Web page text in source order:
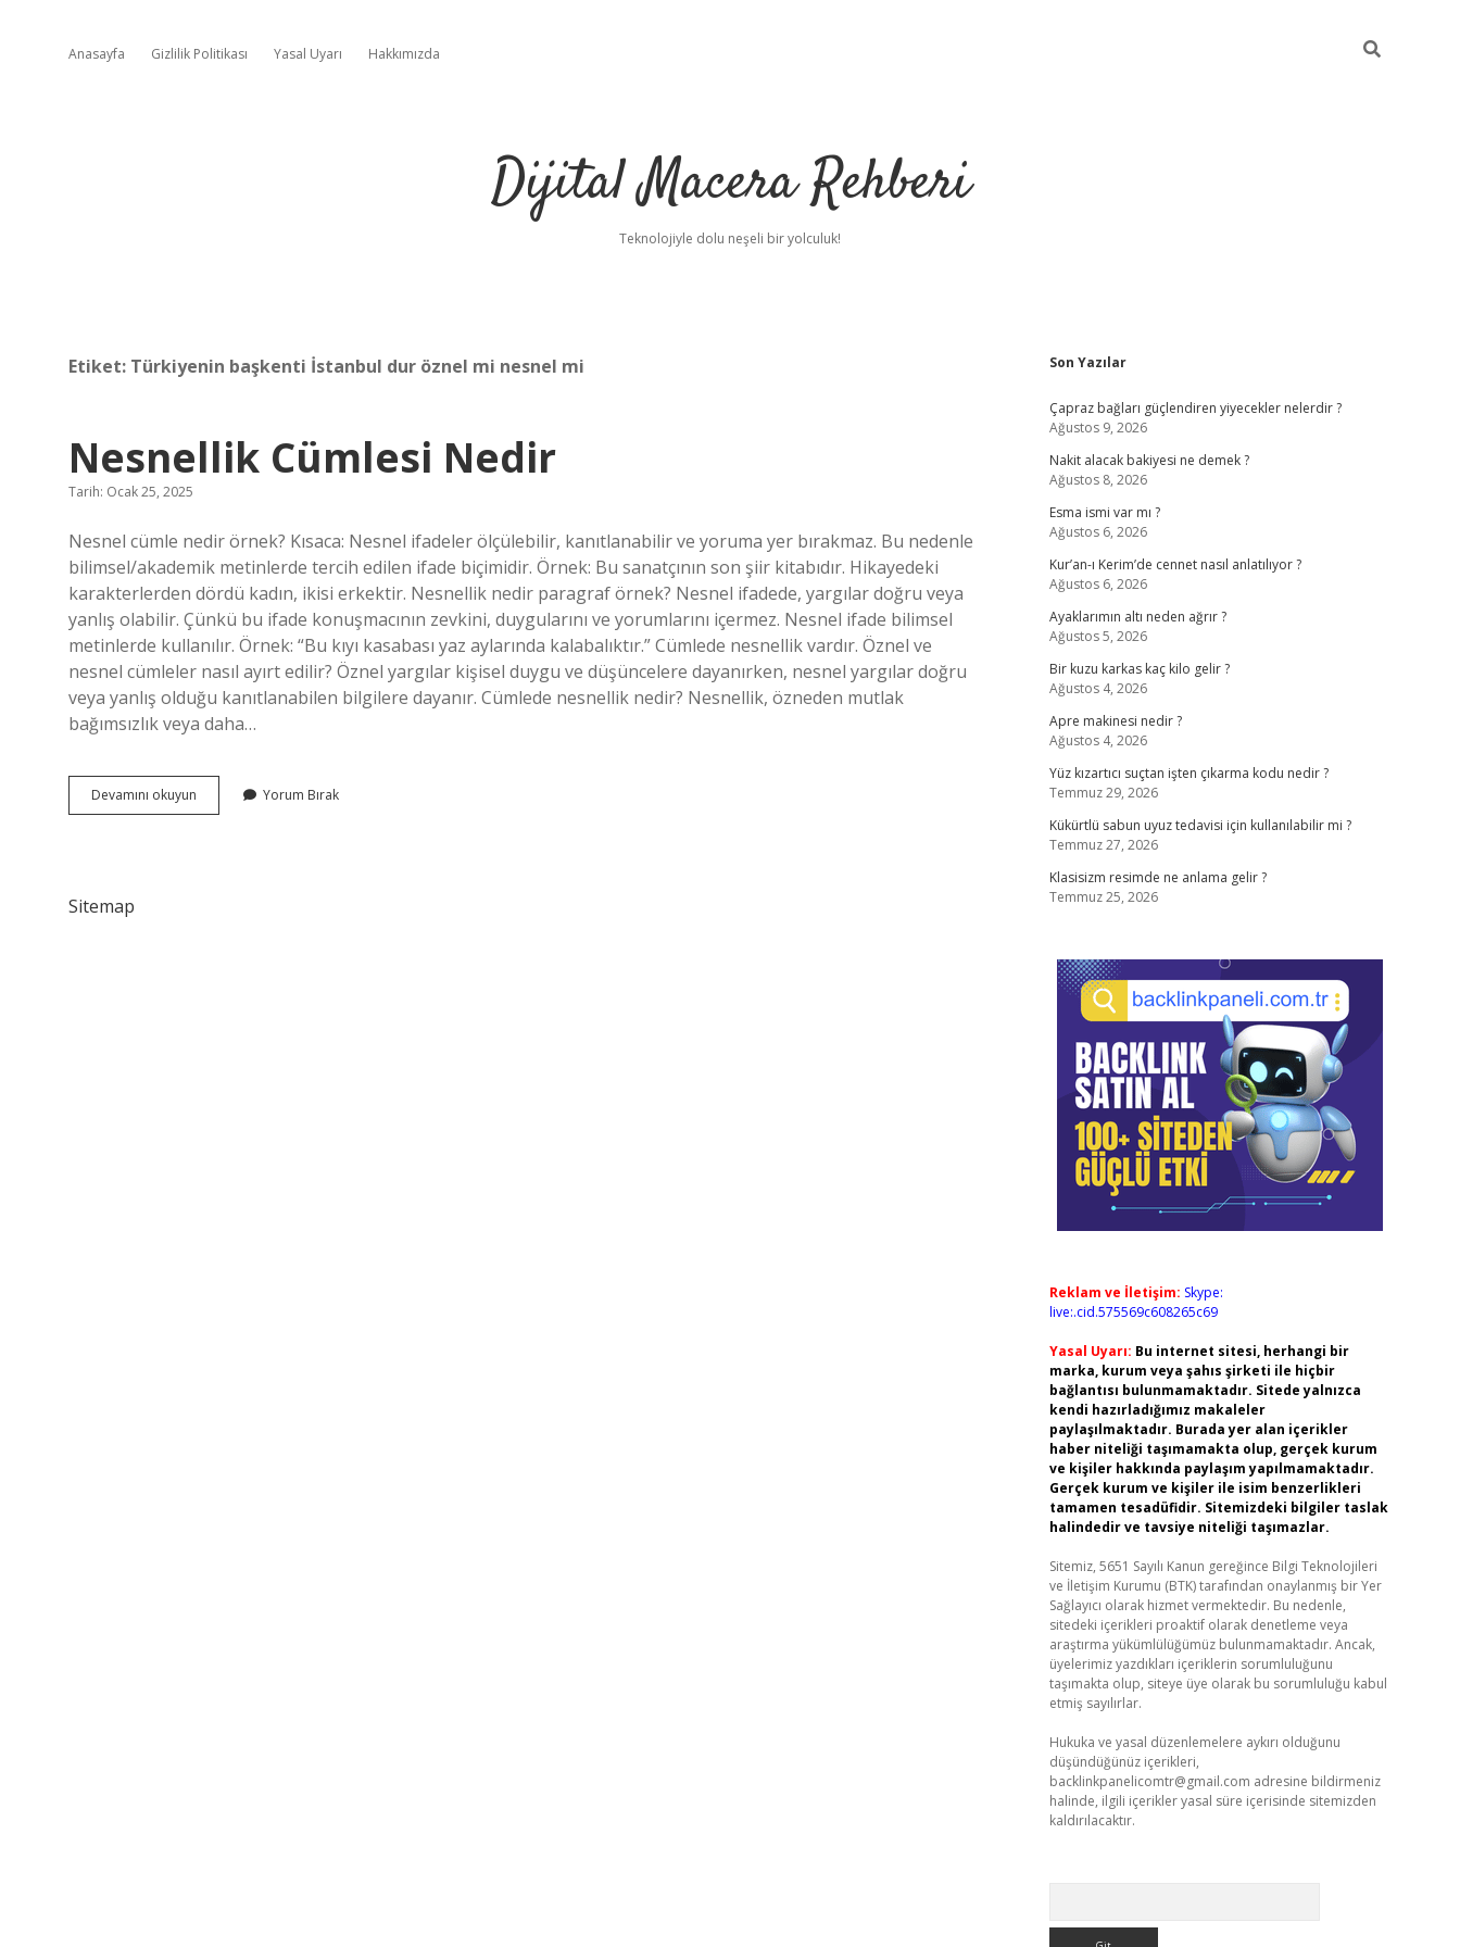
Anasayfa Gizlilik Politikası Yasal Uyarı Hakkımızda
Dijital Macera Rehberi
Teknolojiyle dolu neşeli bir yolculuk!
Etiket: Türkiyenin başkenti İstanbul dur öznel mi nesnel mi
Nesnellik Cümlesi Nedir
Tarih: Ocak 25, 2025
Nesnel cümle nedir örnek? Kısaca: Nesnel ifadeler ölçülebilir, kanıtlanabilir ve yoruma yer bırakmaz. Bu nedenle
bilimsel/akademik metinlerde tercih edilen ifade biçimidir. Örnek: Bu sanatçının son şiir kitabıdır. Hikayedeki
karakterlerden dördü kadın, ikisi erkektir. Nesnellik nedir paragraf örnek? Nesnel ifadede, yargılar doğru veya
yanlış olabilir. Çünkü bu ifade konuşmacının zevkini, duygularını ve yorumlarını içermez. Nesnel ifade bilimsel
metinlerde kullanılır. Örnek: “Bu kıyı kasabası yaz aylarında kalabalıktır.” Cümlede nesnellik vardır. Öznel ve
nesnel cümleler nasıl ayırt edilir? Öznel yargılar kişisel duygu ve düşüncelere dayanırken, nesnel yargılar doğru
veya yanlış olduğu kanıtlanabilen bilgilere dayanır. Cümlede nesnellik nedir? Nesnellik, özneden mutlak
bağımsızlık veya daha…
Devamını okuyun Nesnellik
Cümlesi
Yorum Bırak
Sitemap
Sidebar
Son Yazılar
Çapraz bağları güçlendiren yiyecekler nelerdir ?
Ağustos 9, 2026
Nakit alacak bakiyesi ne demek ?
Ağustos 8, 2026
Esma ismi var mı ?
Ağustos 6, 2026
Kur’an-ı Kerim’de cennet nasıl anlatılıyor ?
Ağustos 6, 2026
Ayaklarımın altı neden ağrır ?
Ağustos 5, 2026
Bir kuzu karkas kaç kilo gelir ?
Ağustos 4, 2026
Apre makinesi nedir ?
Ağustos 4, 2026
Yüz kızartıcı suçtan işten çıkarma kodu nedir ?
Temmuz 29, 2026
Kükürtlü sabun uyuz tedavisi için kullanılabilir mi ?
Temmuz 27, 2026
Klasisizm resimde ne anlama gelir ?
Temmuz 25, 2026
Reklam ve İletişim: Skype:
live:.cid.575569c608265c69
Yasal Uyarı: Bu internet sitesi, herhangi bir
marka, kurum veya şahıs şirketi ile hiçbir
bağlantısı bulunmamaktadır. Sitede yalnızca
kendi hazırladığımız makaleler
paylaşılmaktadır. Burada yer alan içerikler
haber niteliği taşımamakta olup, gerçek kurum
ve kişiler hakkında paylaşım yapılmamaktadır.
Gerçek kurum ve kişiler ile isim benzerlikleri
tamamen tesadüfidir. Sitemizdeki bilgiler taslak
halindedir ve tavsiye niteliği taşımazlar.
Sitemiz, 5651 Sayılı Kanun gereğince Bilgi Teknolojileri
ve İletişim Kurumu (BTK) tarafından onaylanmış bir Yer
Sağlayıcı olarak hizmet vermektedir. Bu nedenle,
sitedeki içerikleri proaktif olarak denetleme veya
araştırma yükümlülüğümüz bulunmamaktadır. Ancak,
üyelerimiz yazdıkları içeriklerin sorumluluğunu
taşımakta olup, siteye üye olarak bu sorumluluğu kabul
etmiş sayılırlar.
Hukuka ve yasal düzenlemelere aykırı olduğunu
düşündüğünüz içerikleri,
backlinkpanelicomtr@gmail.com adresine bildirmeniz
halinde, ilgili içerikler yasal süre içerisinde sitemizden
kaldırılacaktır.